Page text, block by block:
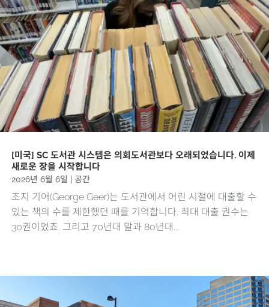
[미국] SC 도서관 시스템은 의회도서관보다 오래되었습니다. 이제
새로운 장을 시작합니다
2026년 6월 6일 공간
조지 기어(George Geer)는 도서관에서 어린 시절에 대출할 수
있는 책의 수를 제한했던 때를 기억합니다. 최대 대출 권수는
30권이었죠. 그리고 70년대 말과 80년대...